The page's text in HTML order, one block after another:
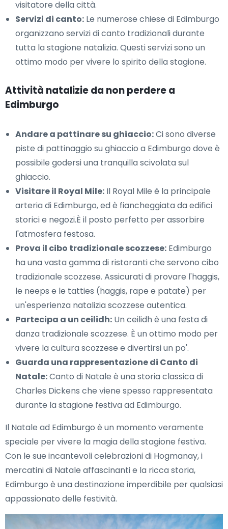
visitatore della città.
Servizi di canto: Le numerose chiese di Edimburgo
organizzano servizi di canto tradizionali durante
tutta la stagione natalizia. Questi servizi sono un
ottimo modo per vivere lo spirito della stagione.
Attività natalizie da non perdere a
Edimburgo
Andare a pattinare su ghiaccio:Ci sono diverse
piste di pattinaggio su ghiaccio a Edimburgo dove è
possibile godersi una tranquilla scivolata sul
ghiaccio.
Visitare il Royal Mile: Il Royal Mile è la principale
arteria di Edimburgo, ed è fiancheggiata da edifici
storici e negozi.È il posto perfetto per assorbire
l'atmosfera festosa.
Prova il cibo tradizionale scozzese: Edimburgo
ha una vasta gamma di ristoranti che servono cibo
tradizionale scozzese. Assicurati di provare l'haggis,
le neeps e le tatties (haggis, rape e patate) per
un'esperienza natalizia scozzese autentica.
Partecipa a un ceilidh: Un ceilidh è una festa di
danza tradizionale scozzese. È un ottimo modo per
vivere la cultura scozzese e divertirsi un po'.
Guarda una rappresentazione di Canto di
Natale:Canto di Natale è una storia classica di
Charles Dickens che viene spesso rappresentata
durante la stagione festiva ad Edimburgo.
Il Natale ad Edimburgo è un momento veramente
speciale per vivere la magia della stagione festiva.
Con le sue incantevoli celebrazioni di Hogmanay, i
mercatini di Natale affascinanti e la ricca storia,
Edimburgo è una destinazione imperdibile per qualsiasi
appassionato delle festività.